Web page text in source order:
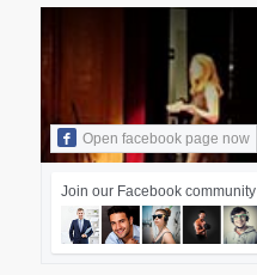
Open facebook page now
Join our Facebook community